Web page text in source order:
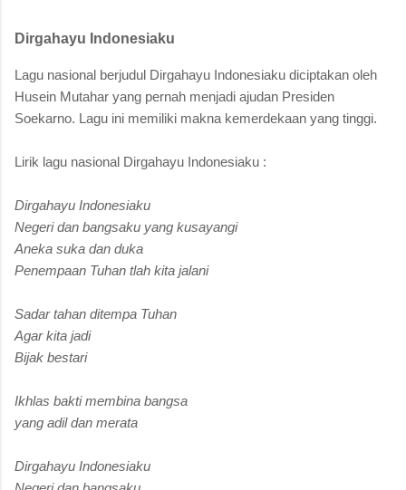
Dirgahayu Indonesiaku
Lagu nasional berjudul Dirgahayu Indonesiaku diciptakan oleh
Husein Mutahar yang pernah menjadi ajudan Presiden
Soekarno. Lagu ini memiliki makna kemerdekaan yang tinggi.
Lirik lagu nasional Dirgahayu Indonesiaku :
Dirgahayu Indonesiaku
Negeri dan bangsaku yang kusayangi
Aneka suka dan duka
Penempaan Tuhan tlah kita jalani
Sadar tahan ditempa Tuhan
Agar kita jadi
Bijak bestari
Ikhlas bakti membina bangsa
yang adil dan merata
Dirgahayu Indonesiaku